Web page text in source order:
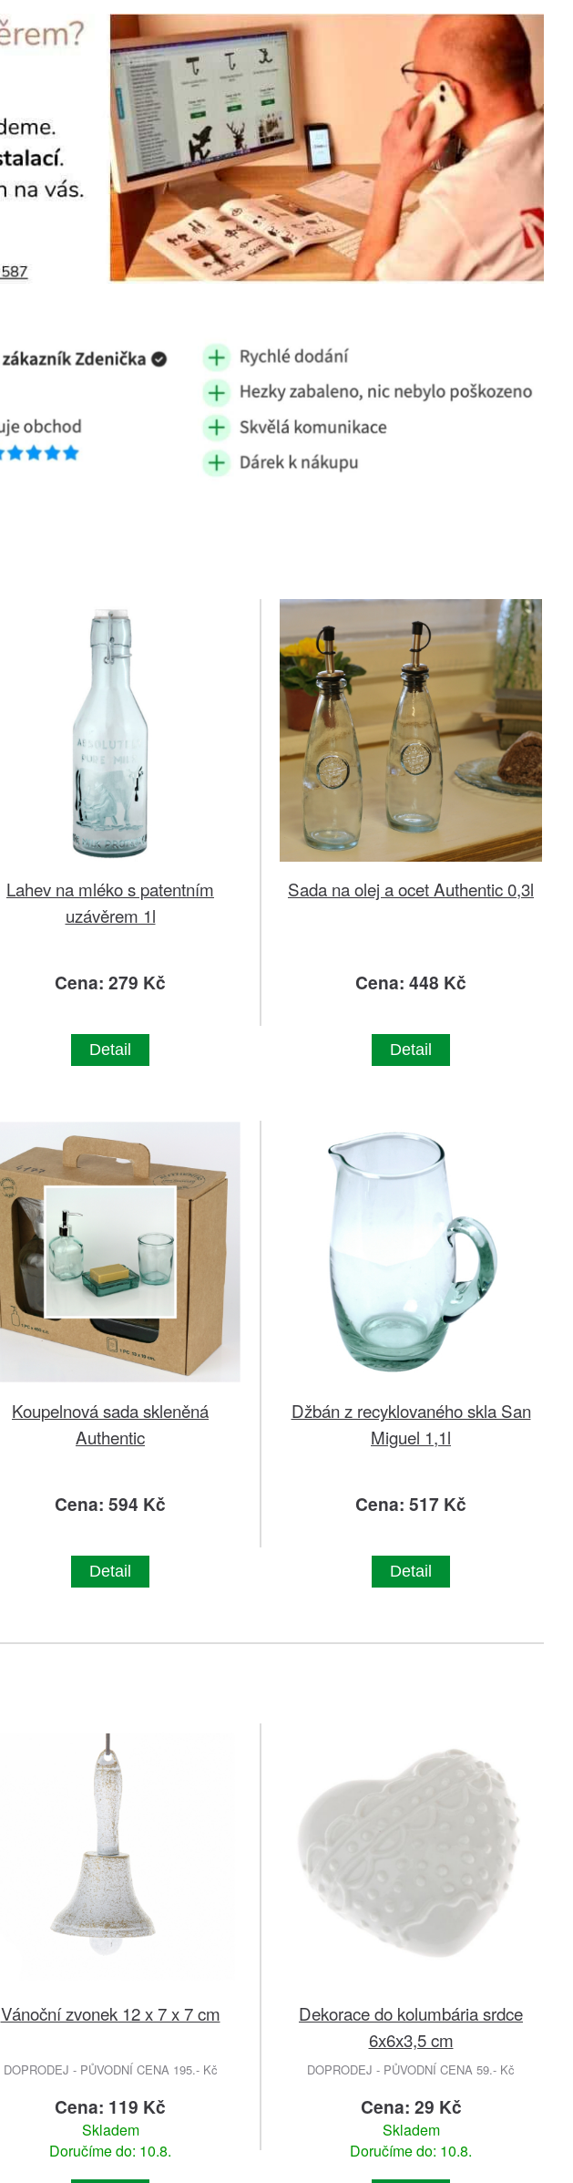
Lahev na mléko s patentním
uzávěrem 1l
Cena: 279 Kč
Detail
Sada na olej a ocet Authentic 0,3l
Cena: 448 Kč
Detail
Koupelnová sada skleněná
Authentic
Cena: 594 Kč
Detail
Džbán z recyklovaného skla San
Miguel 1,1l
Cena: 517 Kč
Detail
Vánoční zvonek 12 x 7 x 7 cm
DOPRODEJ - PŮVODNÍ CENA 195.- Kč
Cena: 119 Kč
Skladem
Doručíme do: 10.8.
Dekorace do kolumbária srdce
6x6x3,5 cm
DOPRODEJ - PŮVODNÍ CENA 59.- Kč
Cena: 29 Kč
Skladem
Doručíme do: 10.8.